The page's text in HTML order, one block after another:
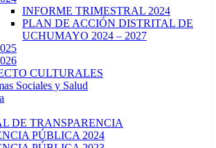
INFORME TRIMESTRAL 2024
PLAN DE ACCIÓN DISTRITAL DE
UCHUMAYO 2024 – 2027
CULTURALES
Sociales y Salud
DE TRANSPARENCIA
PÚBLICA 2024